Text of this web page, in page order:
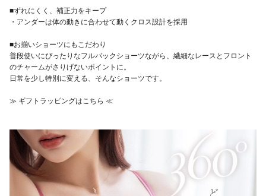
■ずれにくく、補正力をキープ
・アンダーは体の動きに合わせて動くクロス設計を採用
■お揃いショーツにもこだわり
普段使いにぴったりなフルバックショーツながら、繊細なレースとフロント
のチャームがさりげないポイントに。
日常を少し特別に変える、そんなショーツです。
≫ ギフトラッピングはこちら ≪